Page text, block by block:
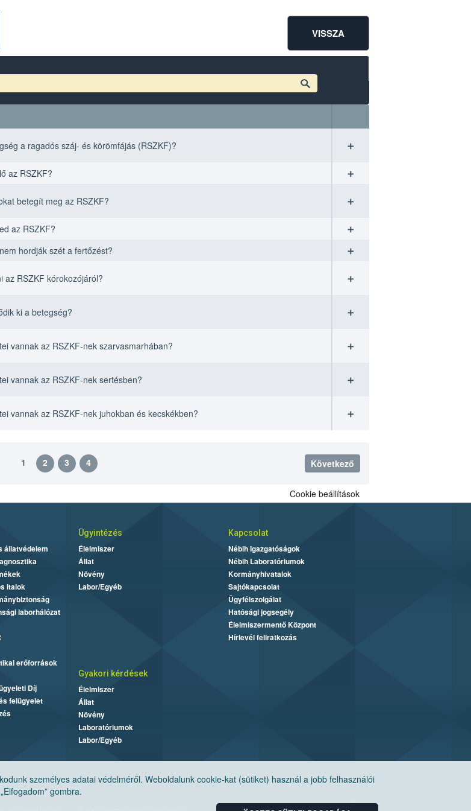
VISSZA
a ragadós száj- és körömfájás (RSZKF)? ➕
az RSZKF? ➕
betegít meg az RSZKF? ➕
az RSZKF?
➕
hordják szét a fertőzést? ➕
az RSZKF kórokozójáról? ➕
ki a betegség? ➕
vannak az RSZKF-nek szarvasmarhában? ➕
vannak az RSZKF-nek sertésben? ➕
vannak az RSZKF-nek juhokban és kecskékben? ➕
1 2 3 4 Következő
személyes adatai védelméről. Weboldalunk cookie-kat (sütiket) használ a jobb felhasználói
gombra.
Cookie beállítások
állatvédelem
italok
laborhálózat
erőforrások
Díj
felügyelet
Ügyintézés
Élelmiszer
Állat
Növény
Labor/Egyéb
Kapcsolat
Nébih Igazgatóságok
Nébih Laboratóriumok
Kormányhivatalok
Sajtókapcsolat
Ügyfélszolgálat
Hatósági jogsegély
Élelmiszermentő Központ
Hírlevél feliratkozás
Gyakori kérdések
Élelmiszer
Állat
Növény
Laboratóriumok
Labor/Egyéb